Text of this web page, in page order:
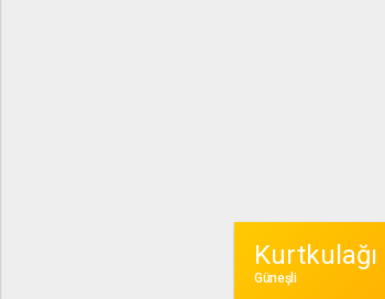
Kurtkulağı
Güneşli